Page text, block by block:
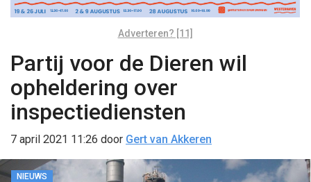
Adverteren? [11]
Partij voor de Dieren wil
opheldering over
inspectiediensten
7 april 2021 11:26 door Gert van Akkeren
NIEUWS